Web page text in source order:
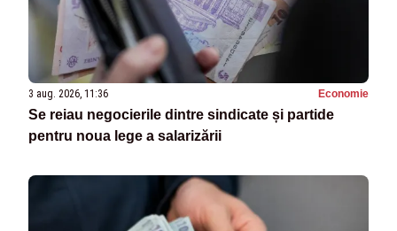
3 aug. 2026, 11:36 Economie
Se reiau negocierile dintre sindicate și partide
pentru noua lege a salarizării